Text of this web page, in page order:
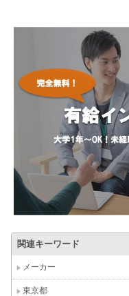
関連キーワード
メーカー
東京都